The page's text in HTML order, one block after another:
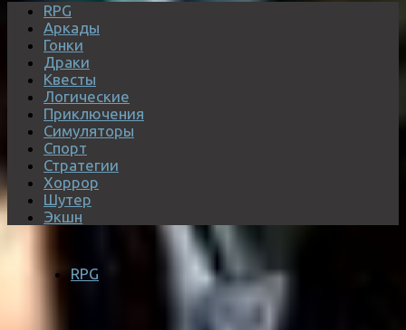
RPG
Аркады
Гонки
Драки
Квесты
Логические
Приключения
Симуляторы
Спорт
Стратегии
Хоррор
Шутер
Экшн
RPG